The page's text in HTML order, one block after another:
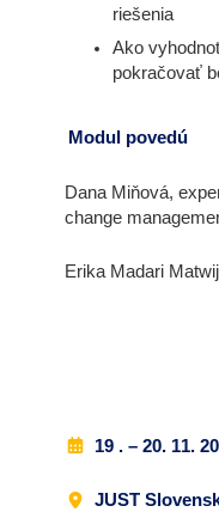
riešenia
Ako
pokračovať
Modul povedú
Dana Miňová,
change
Erika Madari
19 . – 20. 11.
JUST